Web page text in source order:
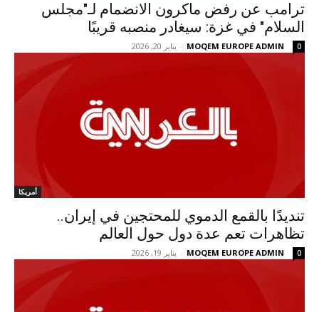
ترامب عن رفض ماكرون الانضمام لـ"مجلس
السلام" في غزة: سيغادر منصبه قريبًا
MOQEM EUROPE ADMIN
- يناير 20, 2026 0
أمريكا
تنديدًا بالقمع الدموي للمحتجين في إيران..
تظاهرات تعم عدة دول حول العالم
MOQEM EUROPE ADMIN
- يناير 19, 2026 0